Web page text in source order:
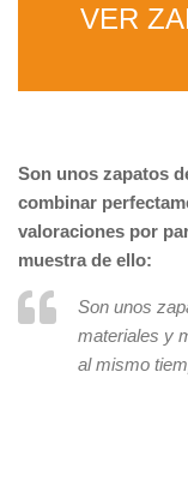
VER
Son unos zapatos
combinar
valoraciones por
muestra de ello:
Son unos
materiales y
al mismo